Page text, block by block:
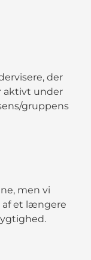
der
aktivt under
gruppens
men vi
af et længere